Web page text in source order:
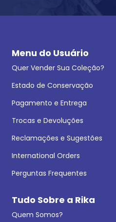
Menu do Usuário
Quer Vender Sua Coleção?
Estado de Conservação
Pagamento e Entrega
Trocas e Devoluções
Reclamações e Sugestões
International Orders
Perguntas Frequentes
Tudo Sobre a Rika
Quem Somos?